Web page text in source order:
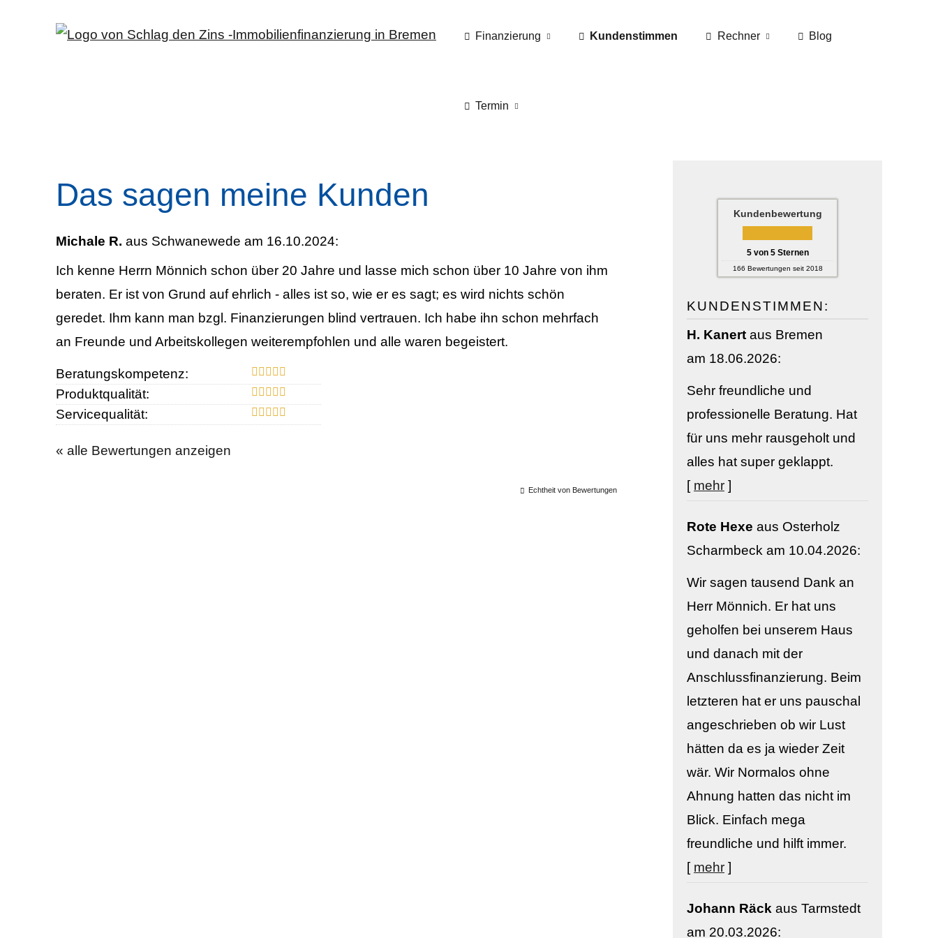
Finanzierung Kundenstimmen Rechner Blog
Termin
Kundenbewertung
5von 5Sternen
166 Bewertungen seit 2018
KUNDENSTIMMEN:
H. Kanert aus Bremen
am 18.06.2026:
Sehr freundliche und
professionelle Beratung. Hat
für uns mehr rausgeholt und
alles hat super geklappt.
[ mehr ]
Rote Hexe aus Osterholz
Scharmbeck am 10.04.2026:
Wir sagen tausend Dank an
Herr Mönnich. Er hat uns
geholfen bei unserem Haus
und danach mit der
Anschlussfinanzierung. Beim
letzteren hat er uns pauschal
angeschrieben ob wir Lust
hätten da es ja wieder Zeit
wär. Wir Normalos ohne
Ahnung hatten das nicht im
Blick. Einfach mega
freundliche und hilft immer.
[ mehr ]
Johann Räck aus Tarmstedt
am 20.03.2026:
Das sagen meine Kunden
Michale R. aus Schwanewede am 16.10.2024:
Ich kenne Herrn Mönnich schon über 20 Jahre und lasse mich schon über 10 Jahre von ihm
beraten. Er ist von Grund auf ehrlich - alles ist so, wie er es sagt; es wird nichts schön
geredet. Ihm kann man bzgl. Finanzierungen blind vertrauen. Ich habe ihn schon mehrfach
an Freunde und Arbeitskollegen weiterempfohlen und alle waren begeistert.
Beratungskompetenz:
Produktqualität:
Servicequalität:
« alle Bewertungen anzeigen
Echtheit von Bewertungen